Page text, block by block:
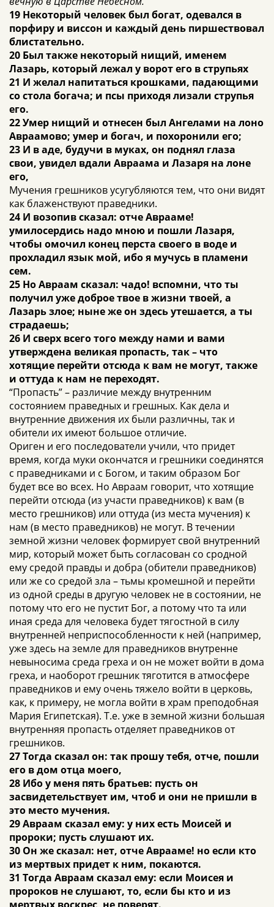
19 Некоторый человек был богат, одевался в
порфиру и виссон и каждый день пиршествовал
блистательно.
20 Был также некоторый нищий, именем
Лазарь, который лежал у ворот его в струпьях
21 И желал напитаться крошками, падающими
со стола богача; и псы приходя лизали струпья
его.
22 Умер нищий и отнесен был Ангелами на лоно
Авраамово; умер и богач, и похоронили его;
23 И в аде, будучи в муках, он поднял глаза
свои, увидел вдали Авраама и Лазаря на лоне
его,
Мучения грешников усугубляются тем, что они видят
как блаженствуют праведники.
24 И возопив сказал: отче Аврааме!
умилосердись надо мною и пошли Лазаря,
чтобы омочил конец перста своего в воде и
прохладил язык мой, ибо я мучусь в пламени
сем.
25 Но Авраам сказал: чадо! вспомни, что ты
получил уже доброе твое в жизни твоей, а
Лазарь злое; ныне же он здесь утешается, а ты
страдаешь;
26 И сверх всего того между нами и вами
утверждена великая пропасть, так – что
хотящие перейти отсюда к вам не могут, также
и оттуда к нам не переходят.
“Пропасть” – различие между внутренним
состоянием праведных и грешных. Как дела и
внутренние движения их были различны, так и
обители их имеют большое отличие.
Ориген и его последователи учили, что придет
время, когда муки окончатся и грешники соединятся
с праведниками и с Богом, и таким образом Бог
будет все во всех. Но Авраам говорит, что хотящие
перейти отсюда (из участи праведников) к вам (в
место грешников) или оттуда (из места мучения) к
нам (в место праведников) не могут. В течении
земной жизни человек формирует свой внутренний
мир, который может быть согласован со сродной
ему средой правды и добра (обители праведников)
или же со средой зла – тьмы кромешной и перейти
из одной среды в другую человек не в состоянии, не
потому что его не пустит Бог, а потому что та или
иная среда для человека будет тягостной в силу
внутренней неприспособленности к ней (например,
уже здесь на земле для праведников внутренне
невыносима среда греха и он не может войти в дома
греха, и наоборот грешник тяготится в атмосфере
праведников и ему очень тяжело войти в церковь,
как, к примеру, не могла войти в храм преподобная
Мария Египетская). Т.е. уже в земной жизни большая
внутренняя пропасть отделяет праведников от
грешников.
27 Тогда сказал он: так прошу тебя, отче, пошли
его в дом отца моего,
28 Ибо у меня пять братьев: пусть он
засвидетельствует им, чтоб и они не пришли в
это место мучения.
29 Авраам сказал ему: у них есть Моисей и
пророки; пусть слушают их.
30 Он же сказал: нет, отче Аврааме! но если кто
из мертвых придет к ним, покаются.
31 Тогда Авраам сказал ему: если Моисея и
пророков не слушают, то, если бы кто и из